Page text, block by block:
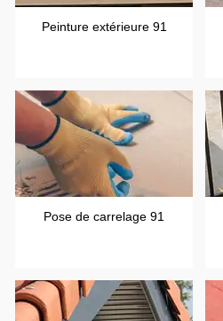
Peinture extérieure 91
Pose de carrelage 91